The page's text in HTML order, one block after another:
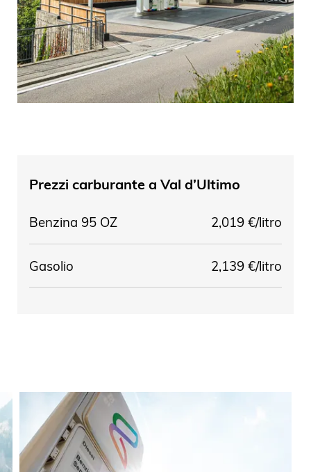
Prezzi carburante a Val d’Ultimo
Benzina 95 OZ 2,019 €/litro
Gasolio 2,139 €/litro